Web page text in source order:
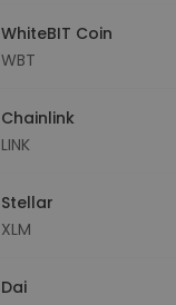
WhiteBIT Coin
WBT
Chainlink
LINK
Stellar
XLM
Dai